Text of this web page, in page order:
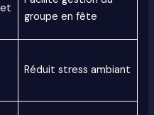
groupe en fête
Réduit stress ambiant